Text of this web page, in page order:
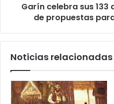
Garín celebra sus 133
de propuestas
Noticias relacionadas